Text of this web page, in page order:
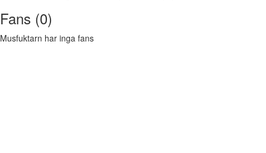
Fans (0)
Musfuktarn har inga fans